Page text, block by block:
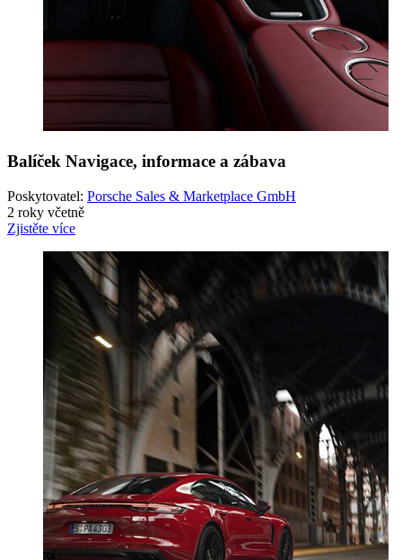
Balíček Navigace, informace a zábava
Poskytovatel: Porsche Sales & Marketplace GmbH
2 roky včetně
Zjistěte více